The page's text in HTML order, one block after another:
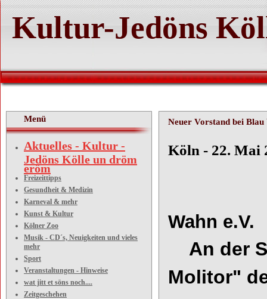
Kultur-Jedöns
Menü
Aktuelles - Kultur -
Jedöns Kölle un dröm
eröm
Freizeittipps
Gesundheit & Medizin
Karneval & mehr
Kunst & Kultur
Kölner Zoo
Musik - CD´s, Neuigkeiten und vieles
mehr
Sport
Veranstaltungen - Hinweise
wat jitt et söns noch....
Zeitgeschehen
Neuer Vorstand bei Blau
Köln - 22. Mai
Wahn e.V.
An der
Molitor"